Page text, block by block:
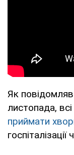
Як повідомляв
листопада, всі
приймати